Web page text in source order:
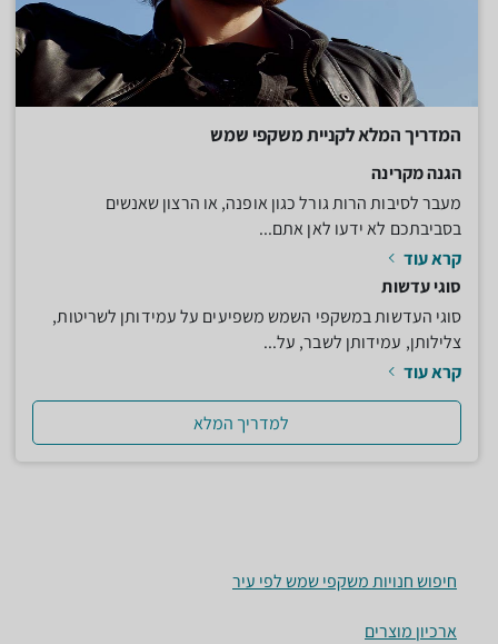
המדריך המלא לקניית משקפי שמש
הגנה מקרינה
מעבר לסיבות הרות גורל כגון אופנה, או הרצון שאנשים
בסביבתכם לא ידעו לאן אתם...
קרא עוד
סוגי עדשות
סוגי העדשות במשקפי השמש משפיעים על עמידותן לשריטות,
צלילותן, עמידותן לשבר, על...
קרא עוד
למדריך המלא
חיפוש חנויות משקפי שמש לפי עיר
ארכיון מוצרים